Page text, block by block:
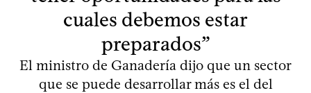
cuales debemos estar
preparados”
El ministro de Ganadería dijo que un sector
que se puede desarrollar más es el del